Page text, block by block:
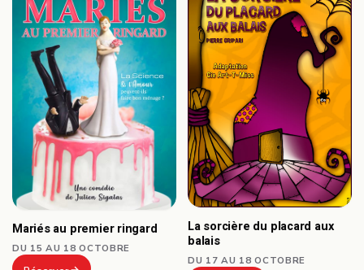
Mariés au premier ringard
DU 15 AU 18 OCTOBRE
La sorcière du placard aux
balais
DU 17 AU 18 OCTOBRE